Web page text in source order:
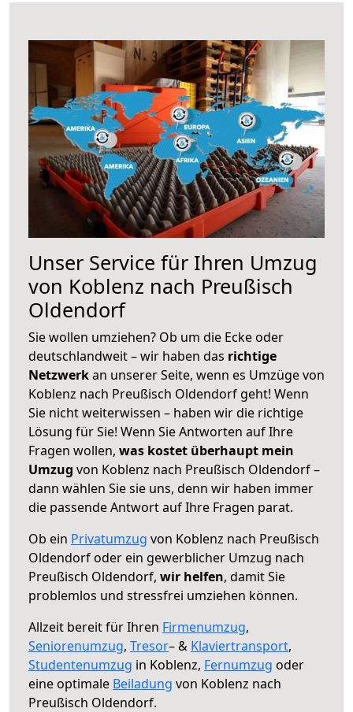
Unser Service für Ihren Umzug
von Koblenz nach Preußisch
Oldendorf
Sie wollen umziehen? Ob um die Ecke oder
deutschlandweit – wir haben das richtige
Netzwerkan unserer Seite, wenn es Umzüge von
Koblenz nach Preußisch Oldendorf geht! Wenn
Sie nicht weiterwissen – haben wir die richtige
Lösung für Sie! Wenn Sie Antworten auf Ihre
Fragen wollen, was kostet überhaupt mein
Umzug von Koblenz nach Preußisch Oldendorf –
dann wählen Sie sie uns, denn wir haben immer
die passende Antwort auf Ihre Fragen parat.
Ob ein Privatumzug von Koblenz nach Preußisch
Oldendorf oder ein gewerblicher Umzug nach
Preußisch Oldendorf, wir helfen, damit Sie
problemlos und stressfrei umziehen können.
Allzeit bereit für Ihren Firmenumzug,
Seniorenumzug, Tresor– & Klaviertransport,
Studentenumzug in Koblenz, Fernumzug oder
eine optimale Beiladung von Koblenz nach
Preußisch Oldendorf.